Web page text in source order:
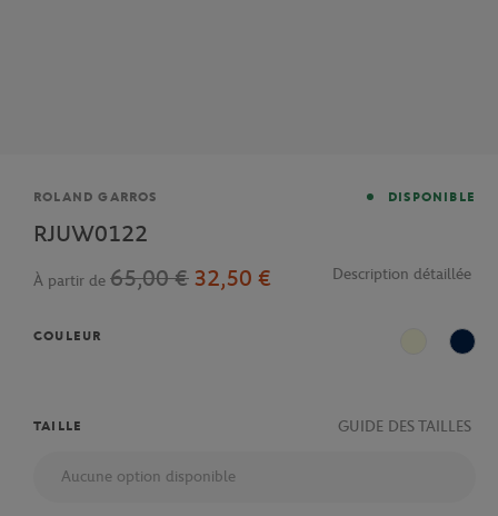
Marque
ROLAND GARROS DISPONIBLE
RJUW0122
À partir de 65,00 € 32,50 € Description détaillée
COULEUR
TAILLE GUIDE DES TAILLES
Aucune option disponible